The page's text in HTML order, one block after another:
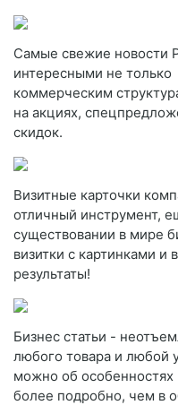
Самые свежие новости
интересными не
коммерческим
на акциях,
скидок.
Визитные карточки
отличный инструмент,
существовании в мире
визитки с картинками и
результаты!
Бизнес статьи -
любого товара и любой
можно об особенностях
более подробно, чем в